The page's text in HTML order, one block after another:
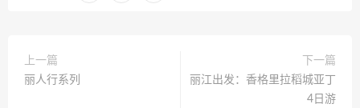
上一篇
丽人行系列
下一篇
丽江出发：香格里拉稻城亚丁
4日游